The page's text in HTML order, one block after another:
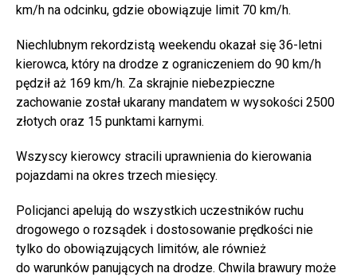
km/h na odcinku, gdzie obowiązuje limit 70 km/h.
Niechlubnym rekordzistą weekendu okazał się 36-letni
kierowca, który na drodze z ograniczeniem do 90 km/h
pędził aż 169 km/h. Za skrajnie niebezpieczne
zachowanie został ukarany mandatem w wysokości 2500
złotych oraz 15 punktami karnymi.
Wszyscy kierowcy stracili uprawnienia do kierowania
pojazdami na okres trzech miesięcy.
Policjanci apelują do wszystkich uczestników ruchu
drogowego o rozsądek i dostosowanie prędkości nie
tylko do obowiązujących limitów, ale również
do warunków panujących na drodze. Chwila brawury może